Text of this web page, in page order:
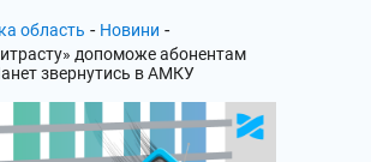
область - Новини -
допоможе абонентам
звернутись в АМКУ